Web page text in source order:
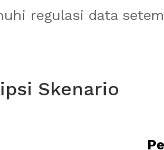
regulasi data
Skenario